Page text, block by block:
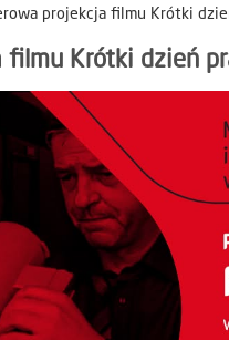
projekcja filmu Krótki
filmu Krótki dzień